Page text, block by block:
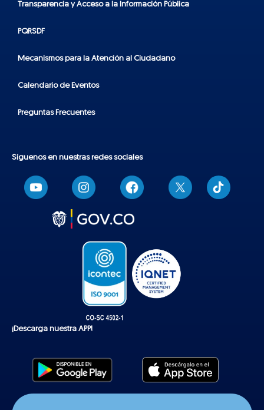
Transparencia y Acceso a la Información Pública
PQRSDF
Mecanismos para la Atención al Ciudadano
Calendario de Eventos
Preguntas Frecuentes
Síguenos en nuestras redes sociales
T
i
k
¡Descarga nuestra APP!